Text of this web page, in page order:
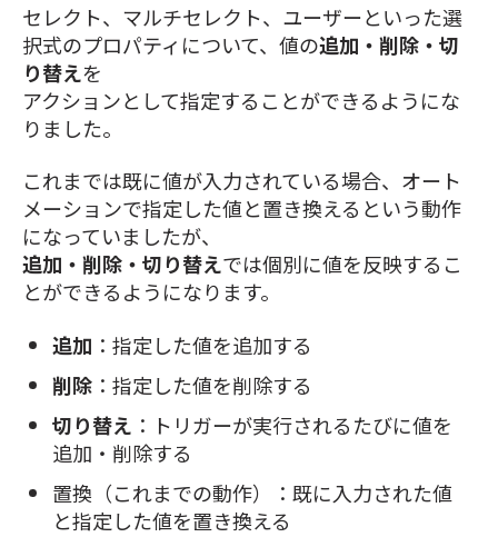
セレクト、マルチセレクト、ユーザーといった選
択式のプロパティについて、値の追加・削除・切
り替えを
アクションとして指定することができるようにな
りました。
これまでは既に値が入力されている場合、オート
メーションで指定した値と置き換えるという動作
になっていましたが、
追加・削除・切り替えでは個別に値を反映するこ
とができるようになります。
追加 ：指定した値を追加する
削除 ：指定した値を削除する
切り替え ：トリガーが実行されるたびに値を
追加・削除する
置換（これまでの動作）：既に入力された値
と指定した値を置き換える